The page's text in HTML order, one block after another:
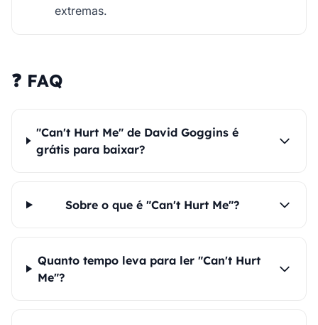
extremas.
❓ FAQ
"Can't Hurt Me" de David Goggins é
grátis para baixar?
Sobre o que é "Can't Hurt Me"?
Quanto tempo leva para ler "Can't Hurt
Me"?